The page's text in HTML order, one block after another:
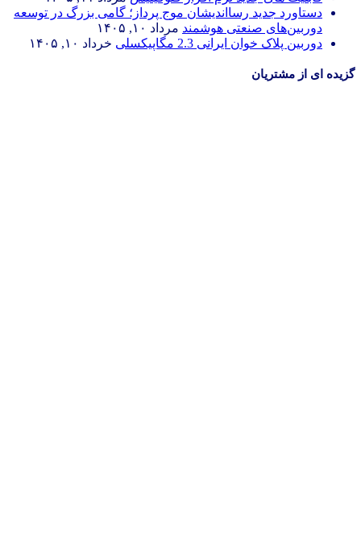
دستاورد جدید رسااندیشان موج پرداز؛ گامی بزرگ در توسعه
دوربین‌های صنعتی هوشمند مرداد ۱۰, ۱۴۰۵
دوربین پلاک خوان ایرانی 2.3 مگاپیکسلی
خرداد ۱۰, ۱۴۰۵
گزیده ای از مشتریان